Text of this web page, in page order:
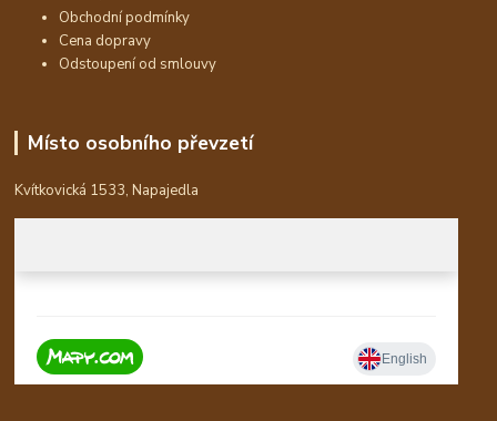
Obchodní podmínky
Cena dopravy
Odstoupení od smlouvy
Místo osobního převzetí
Kvítkovická 1533, Napajedla